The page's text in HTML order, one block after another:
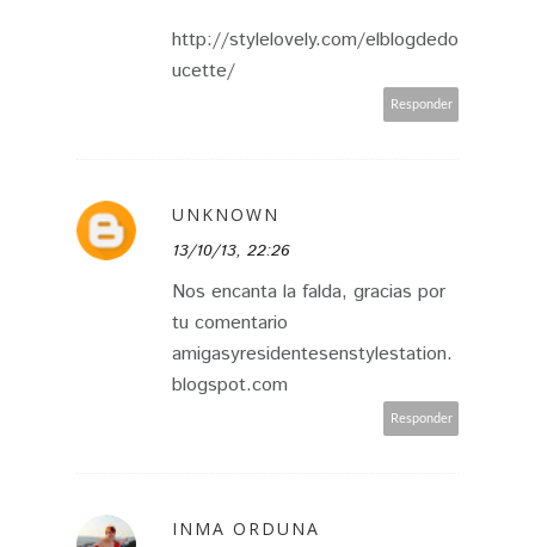
http://stylelovely.com/elblogdedo
ucette/
Responder
UNKNOWN
13/10/13, 22:26
Nos encanta la falda, gracias por
tu comentario
amigasyresidentesenstylestation.
blogspot.com
Responder
INMA ORDUNA